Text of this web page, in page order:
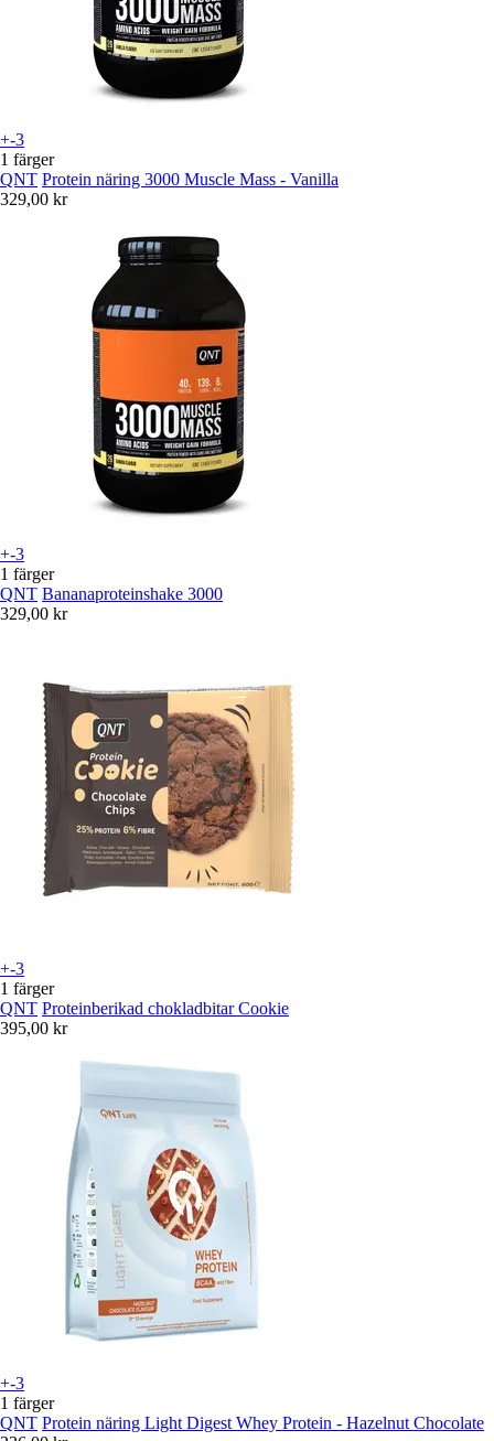
+-3
1 färger
QNT Protein näring 3000 Muscle Mass - Vanilla
329,00 kr
+-3
1 färger
QNT Bananaproteinshake 3000
329,00 kr
+-3
1 färger
QNT Proteinberikad chokladbitar Cookie
395,00 kr
+-3
1 färger
QNT Protein näring Light Digest Whey Protein - Hazelnut Chocolate